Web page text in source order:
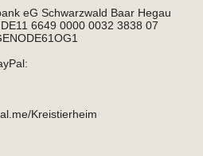
eG Schwarzwald Baar Hegau
6649 0000 0032 3838 07
Kreistierheim